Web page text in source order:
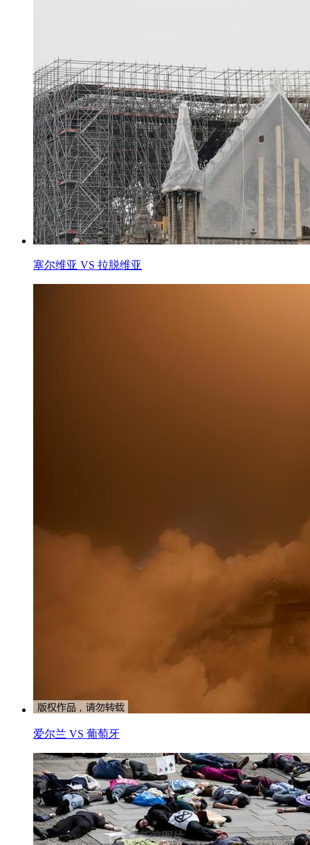
塞尔维亚 VS 拉脱维亚
爱尔兰 VS 葡萄牙